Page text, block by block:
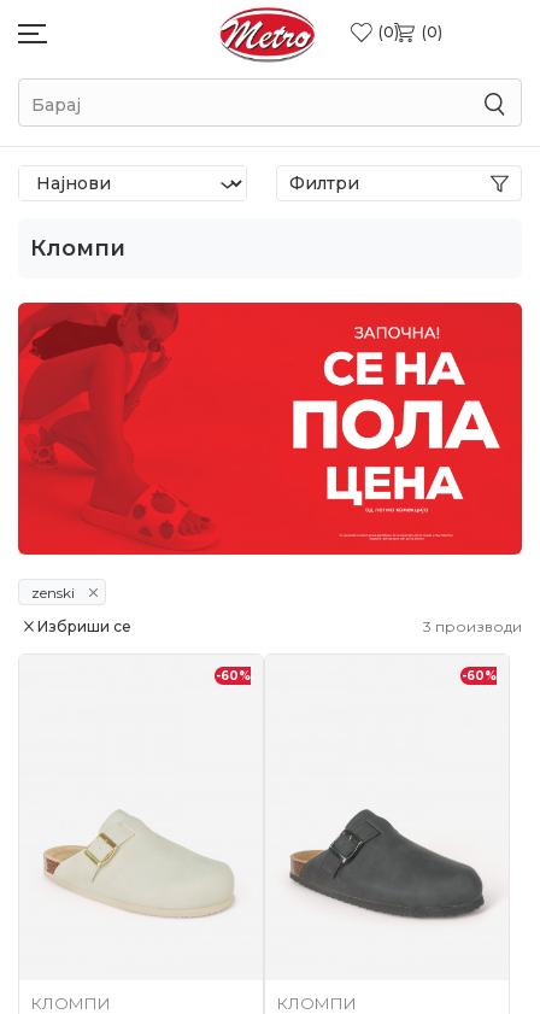
0 0
Барај
Кломпи
Филтри
zenski
3 производи
Избриши се
-60%
КЛОМПИ
-60%
КЛОМПИ